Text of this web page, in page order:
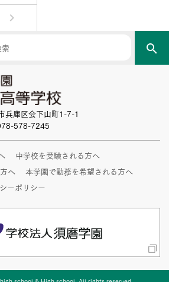
search
兵庫区会下山町1-7-1
578-7245
中学校を受験される方へ
へ
本学園で勤務を希望される方へ
ーポリシー